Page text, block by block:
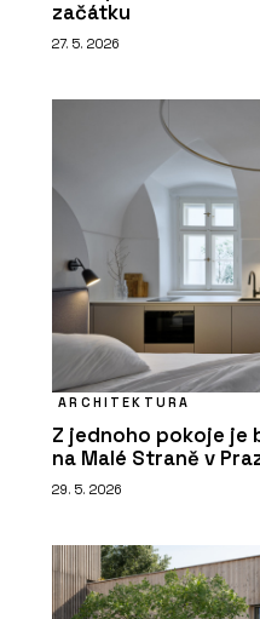
začátku
27. 5. 2026
ARCHITEKTURA
Z jednoho pokoje je
na Malé Straně v
29. 5. 2026